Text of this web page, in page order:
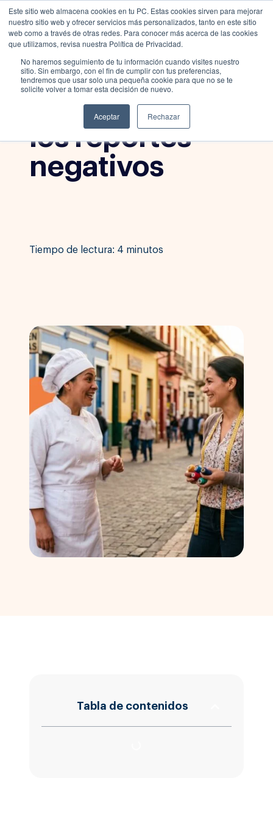
Este sitio web almacena cookies en tu PC. Estas cookies sirven para mejorar
nuestro sitio web y ofrecer servicios más personalizados, tanto en este sitio
web como a través de otras redes. Para conocer más acerca de las cookies
que utilizamos, revisa nuestra Política de Privacidad.
No haremos seguimiento de tu información cuando visites nuestro
sitio. Sin embargo, con el fin de cumplir con tus preferencias,
tendremos que usar solo una pequeña cookie para que no se te
solicite volver a tomar esta decisión de nuevo.
Aceptar Rechazar
Blog ,Crédito y
Finanzas
Cómo salir de
los reportes
negativos
Tiempo de lectura: 4 minutos
Tabla de contenidos